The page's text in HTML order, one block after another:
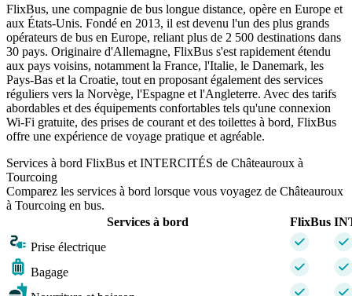
FlixBus, une compagnie de bus longue distance, opère en Europe et
aux États-Unis. Fondé en 2013, il est devenu l'un des plus grands
opérateurs de bus en Europe, reliant plus de 2 500 destinations dans
30 pays. Originaire d'Allemagne, FlixBus s'est rapidement étendu
aux pays voisins, notamment la France, l'Italie, le Danemark, les
Pays-Bas et la Croatie, tout en proposant également des services
réguliers vers la Norvège, l'Espagne et l'Angleterre. Avec des tarifs
abordables et des équipements confortables tels qu'une connexion
Wi-Fi gratuite, des prises de courant et des toilettes à bord, FlixBus
offre une expérience de voyage pratique et agréable.
Services à bord FlixBus et INTERCITÉS de Châteauroux à
Tourcoing
Comparez les services à bord lorsque vous voyagez de Châteauroux
à Tourcoing en bus.
Services à bord
FlixBus
Prise électrique
Bagage